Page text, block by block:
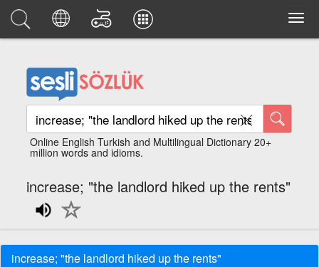
Online English Turkish and Multilingual Dictionary 20+
million words and idioms.
increase; "the landlord hiked up the rents"
increase; "the landlord hiked up the rents"